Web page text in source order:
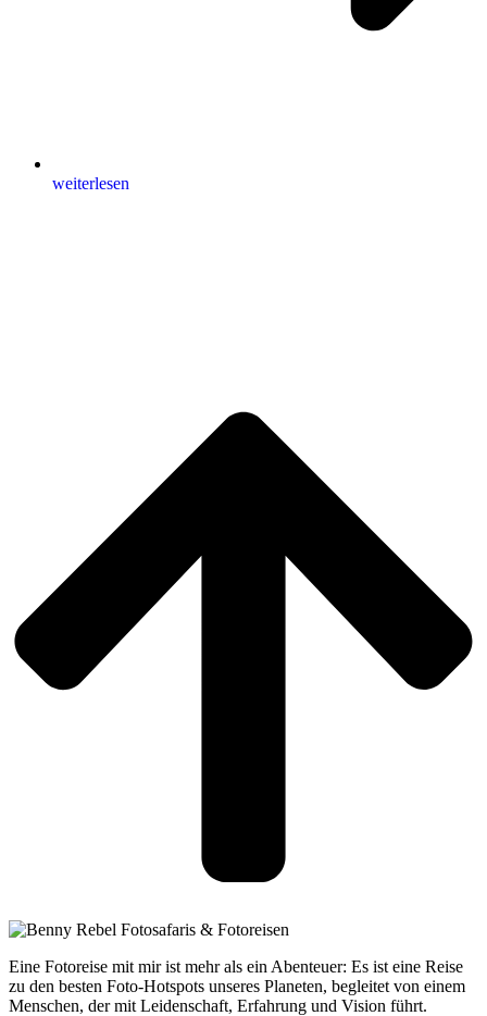
weiterlesen
Eine Fotoreise mit mir ist mehr als ein Abenteuer: Es ist eine Reise
zu den besten Foto-Hotspots unseres Planeten, begleitet von einem
Menschen, der mit Leidenschaft, Erfahrung und Vision führt.